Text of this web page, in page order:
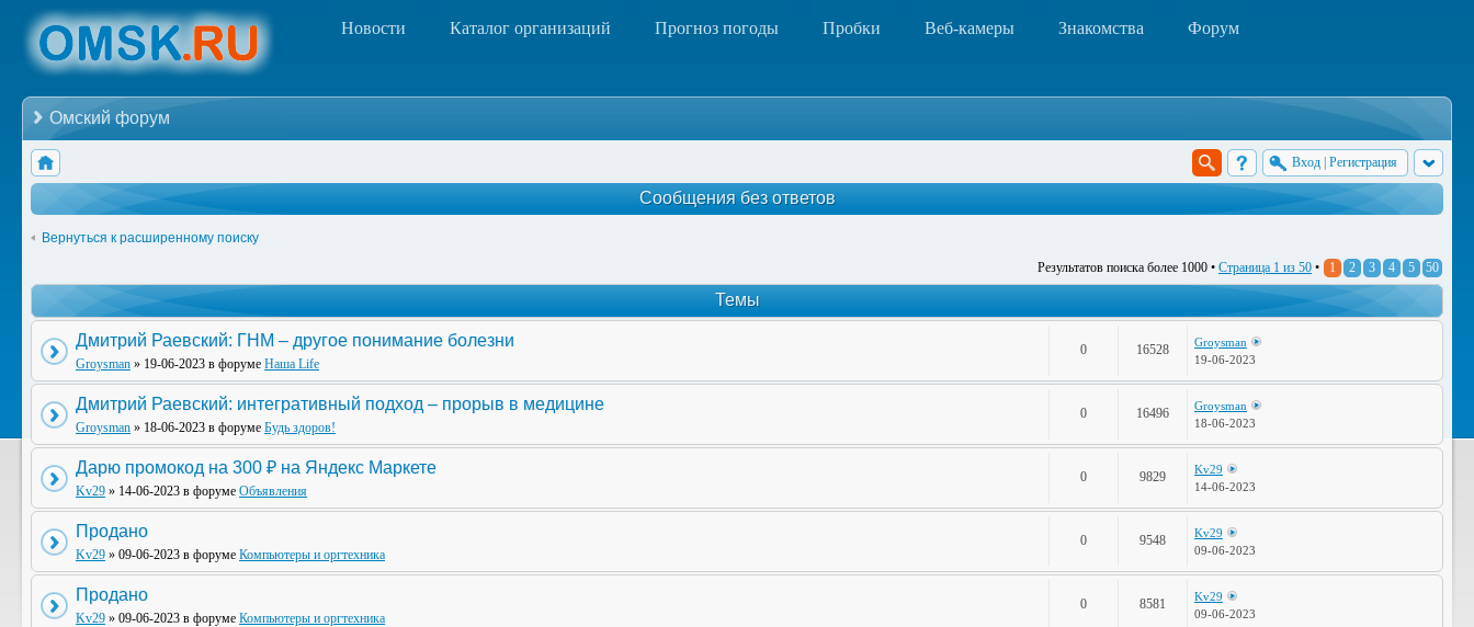
Новости Каталог организаций Прогноз погоды Пробки Веб-камеры Знакомства Форум
Омский форум
Вход Регистрация
Сообщения без ответов
Вернуться к расширенному поиску
Результатов поиска более 1000 • Страница 1 из 50 • 1 2 3 4 5 50
Темы
Дмитрий Раевский: ГНМ – другое понимание болезни
Groysman » 19-06-2023 в форуме Наша Life
0 16528
Groysman
19-06-2023
Дмитрий Раевский: интегративный подход – прорыв в медицине
Groysman » 18-06-2023 в форуме Будь здоров!
0 16496
Groysman
18-06-2023
Дарю промокод на 300 ₽ на Яндекс Маркете
Kv29 » 14-06-2023 в форуме Объявления
0 9829
Kv29
14-06-2023
Продано
Kv29 » 09-06-2023 в форуме Компьютеры и оргтехника
0 9548
Kv29
09-06-2023
Продано
Kv29 » 09-06-2023 в форуме Компьютеры и оргтехника
0 8581
Kv29
09-06-2023